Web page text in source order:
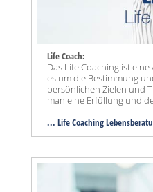
Life Coach:
Das Life Coaching ist
es um die Bestimmung
persönlichen Zielen und
man eine Erfüllung und
... Life Coaching